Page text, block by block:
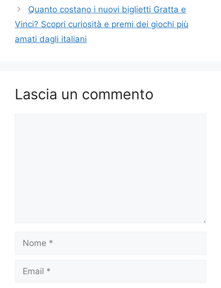
Quanto costano i nuovi biglietti Gratta e
Vinci? Scopri curiosità e premi dei giochi più
amati dagli italiani
Lascia un commento